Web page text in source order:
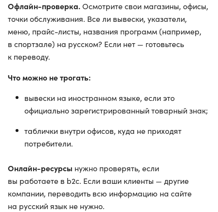
Офлайн-проверка.Осмотрите свои магазины, офисы,
точки обслуживания. Все ли вывески, указатели,
меню, прайс-листы, названия программ (например,
в спортзале) на русском? Если нет — готовьтесь
к переводу.
Что можно не трогать:
вывески на иностранном языке, если это
официально зарегистрированный товарный знак;
таблички внутри офисов, куда не приходят
потребители.
Онлайн-ресурсы нужно проверять, если
вы работаете в b2c. Если ваши клиенты — другие
компании, переводить всю информацию на сайте
на русский язык не нужно.